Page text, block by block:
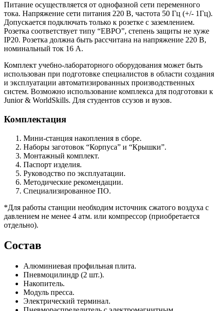
Питание осуществляется от однофазной сети переменного
тока. Напряжение сети питания 220 В, частота 50 Гц (+/- 1Гц).
Допускается подключать только к розетке с заземлением.
Розетка соответствует типу “ЕВРО”, степень защиты не хуже
IP20. Розетка должна быть рассчитана на напряжение 220 В,
номинальный ток 16 А.
Комплект учебно-лабораторного оборудования может быть
использован при подготовке специалистов в области создания
и эксплуатации автоматизированных производственных
систем. Возможно использование комплекса для подготовки к
Junior & WorldSkills. Для студентов ссузов и вузов.
Комплектация
Мини-станция накопления в сборе.
Наборы заготовок “Корпуса” и “Крышки”.
Монтажный комплект.
Паспорт изделия.
Руководство по эксплуатации.
Методические рекомендации.
Специализированное ПО.
*Для работы станции необходим источник сжатого воздуха с
давлением не менее 4 атм. или компрессор (приобретается
отдельно).
Состав
Алюминиевая профильная плита.
Пневмоцилиндр (2 шт.).
Накопитель.
Модуль пресса.
Электрический терминал.